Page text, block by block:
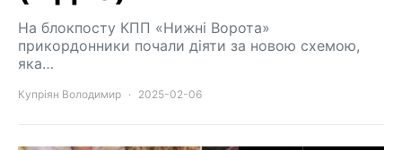
На блокпосту КПП «Нижні Ворота»
прикордонники почали діяти за новою схемою,
яка…
Купріян Володимир 2025-02-06